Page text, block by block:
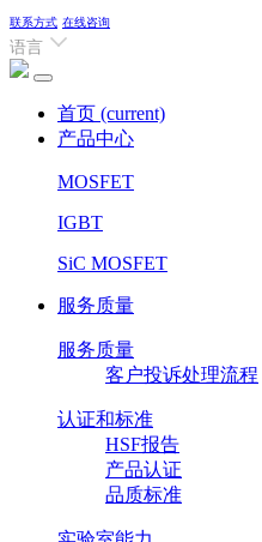
联系方式 在线咨询
语言
首页 (current)
产品中心
MOSFET
IGBT
SiC MOSFET
服务质量
服务质量
客户投诉处理流程
认证和标准
HSF报告
产品认证
品质标准